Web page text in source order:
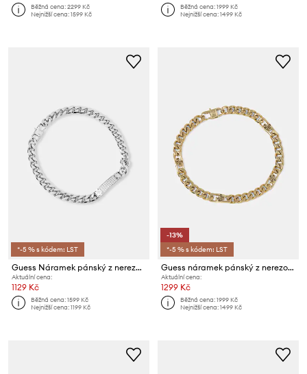
Běžná cena:2299 Kč
Nejnižší cena:1599 Kč
Běžná cena:1999 Kč
Nejnižší cena:1499 Kč
*-5 % s kódem: LST
Guess Náramek pánský z nerezové oceli 4G FRONTIERS
Aktuální cena:
1129 Kč
Běžná cena:1599 Kč
Nejnižší cena:1199 Kč
-13%
*-5 % s kódem: LST
Guess náramek pánský z nerezové oceli 4G FRONTIERS
Aktuální cena:
1299 Kč
Běžná cena:1999 Kč
Nejnižší cena:1499 Kč